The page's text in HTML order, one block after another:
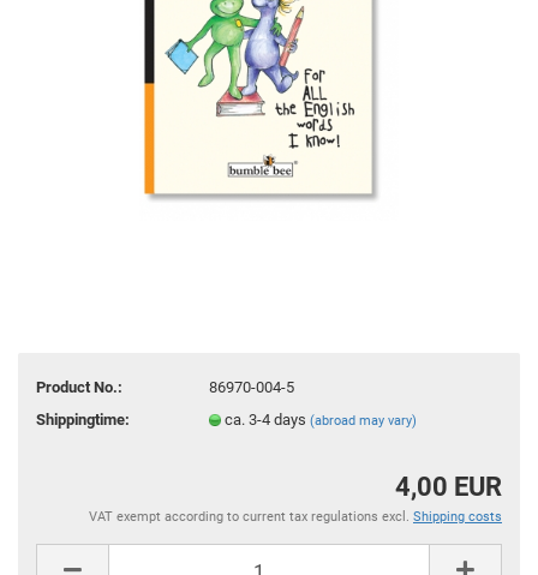
Product No.:
86970-004-5
Shippingtime:
ca. 3-4 days(abroad may vary)
4,00 EUR
VAT exempt according to current tax regulations excl. Shipping costs